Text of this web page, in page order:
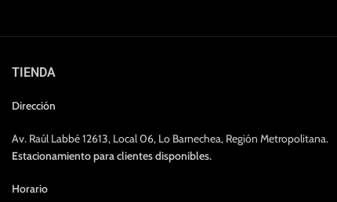
TIENDA
Dirección
Av. Raúl Labbé 12613, Local 06, Lo Barnechea, Región Metropolitana.
Estacionamiento para clientes disponibles.
Horario